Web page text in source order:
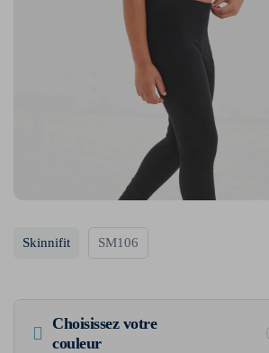
Skinnifit SM106
Choisissez votre
couleur